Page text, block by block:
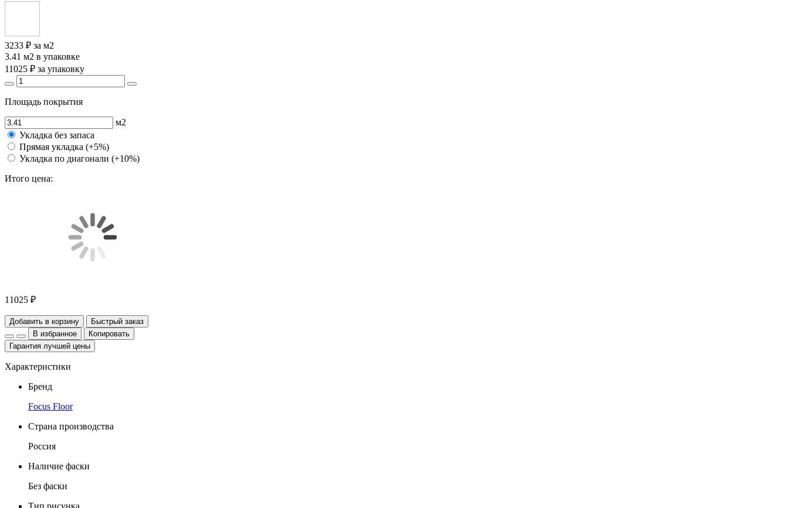
3233 ₽ за м2
3.41 м2 в упаковке
11025 ₽ за упаковку
Площадь покрытия
м2
Укладка без запаса
Прямая укладка (+5%)
Укладка по диагонали (+10%)
Итого цена:
11025 ₽
Добавить в корзину
Быстрый заказ
В избранное
Копировать
Гарантия лучшей цены
Характеристики
Бренд
Focus Floor
Страна производства
Россия
Наличие фаски
Без фаски
Тип рисунка